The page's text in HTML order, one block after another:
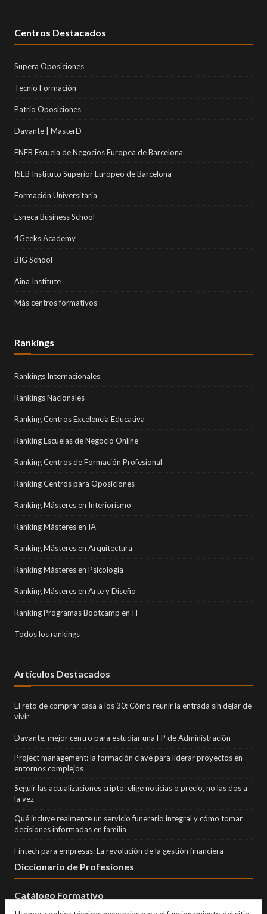
Centros Destacados
Supera Oposiciones
Tecnio Formación
Patrio Oposiciones
Davante | MasterD
ENEB Escuela de Negocios Europea de Barcelona
ISEB Instituto Superior Europeo de Barcelona
Formación Universitaria
Esneca Business School
4Geeks Academy
BIG School
Aina Institute
Más centros formativos
Rankings
Rankings Internacionales
Rankings Nacionales
Ranking Centros Excelencia Educativa
Ranking Escuelas de Negocio Online
Ranking Centros de Formación Profesional
Ranking Centros para Oposiciones
Ranking Másteres en Interiorismo
Ranking Másteres en IA
Ranking Másteres en Arquitectura
Ranking Másteres en Psicología
Ranking Másteres en Arte y Diseño
Ranking Programas Bootcamp en IT
Todos los rankings
Artículos Destacados
El reto de comprar casa a los 30: Cómo reunir la entrada sin dejar de
vivir
Davante, mejor centro para estudiar una FP de Administración
Project management: la formación clave para liderar proyectos en
entornos complejos
Seguir las actualizaciones cripto: elige noticias o precio, no las dos a
la vez
Qué incluye realmente un servicio funerario integral y cómo tomar
decisiones informadas en familia
Fintech para empresas: La revolución de la gestión financiera
Diccionario de Profesiones
Catálogo Formativo